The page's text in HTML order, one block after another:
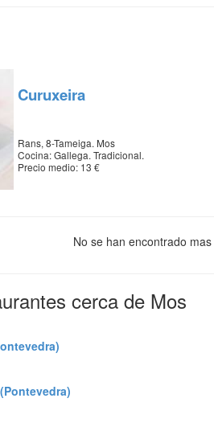
Curuxeira
Rans, 8-Tameiga. Mos
Cocina: Gallega. Tradicional.
Precio medio: 13 €
No se han encontrado
cerca de Mos